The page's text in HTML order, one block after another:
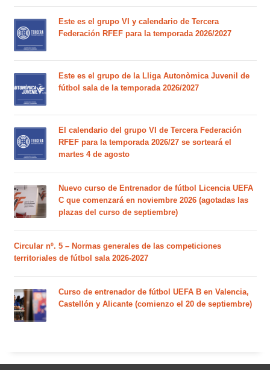
Este es el grupo VI y calendario de Tercera
Federación RFEF para la temporada 2026/2027
Este es el grupo de la Lliga Autonòmica Juvenil de
fútbol sala de la temporada 2026/2027
El calendario del grupo VI de Tercera Federación
RFEF para la temporada 2026/27 se sorteará el
martes 4 de agosto
Nuevo curso de Entrenador de fútbol Licencia UEFA
C que comenzará en noviembre 2026 (agotadas las
plazas del curso de septiembre)
Circular nº. 5 – Normas generales de las competiciones
territoriales de fútbol sala 2026-2027
Curso de entrenador de fútbol UEFA B en Valencia,
Castellón y Alicante (comienzo el 20 de septiembre)